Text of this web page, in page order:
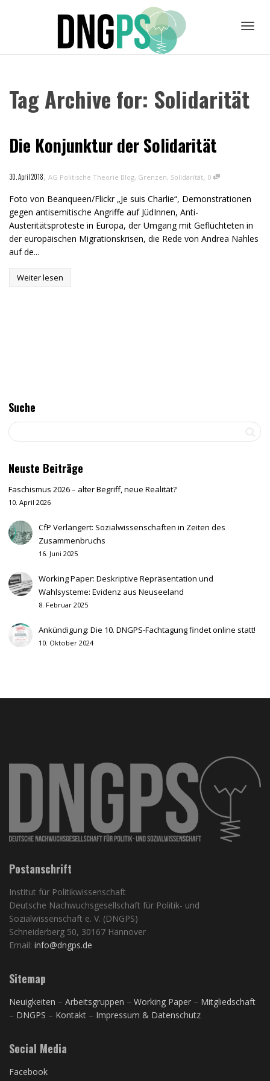
Tag Archive for: Solidarität
Die Konjunktur der Solidarität
30. April 2018, AG Politische Theorie Blog, Grenzen, Solidarität, 0
Foto von Beanqueen/Flickr „Je suis Charlie“, Demonstrationen
gegen antisemitische Angriffe auf JüdInnen, Anti-
Austeritätsproteste in Europa, der Umgang mit Geflüchteten in
der europäischen Migrationskrisen, die Rede von Andrea Nahles
auf de...
Weiter lesen
Suche
Neuste Beiträge
Faschismus 2026 – alter Begriff, neue Realität?
10. April 2026
CfP Verlängert: Sozialwissenschaften in Zeiten des
Zusammenbruchs
16. Juni 2025
Working Paper: Deskriptive Repräsentation und
Wahlsysteme: Evidenz aus Neuseeland
8. Februar 2025
Ankündigung: Die 10. DNGPS-Fachtagung findet online statt!
10. Oktober 2024
Postanschrift
Institut für Politikwissenschaft
Deutsche Nachwuchsgesellschaft für Politik- und
Sozialwissenschaft e. V. (DNGPS)
Schneiderberg 50, 30167 Hannover
Email: info@dngps.de
Sitemap
Neuigkeiten – Arbeitsgruppen – Working Paper – Mitgliedschaft
– DNGPS – Kontakt – Impressum & Datenschutz
Social Media
Facebook